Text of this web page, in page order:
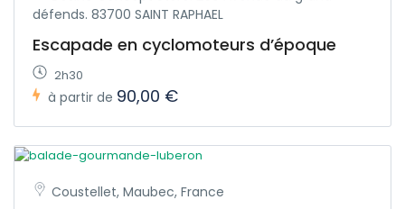
défends. 83700 SAINT RAPHAEL
Escapade en cyclomoteurs d’époque
2h30
à partir de 90,00 €
Coustellet, Maubec, France